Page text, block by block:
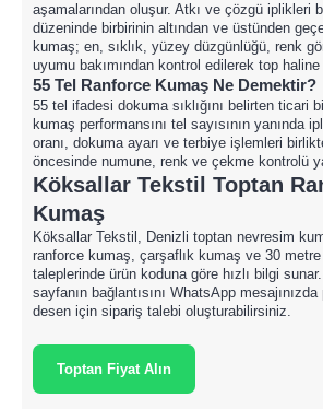
aşamalarından oluşur. Atkı ve çözgü iplikleri
düzeninde birbirinin altından ve üstünden
kumaş; en, sıklık, yüzey düzgünlüğü, renk
uyumu bakımından kontrol edilerek top haline
55 Tel Ranforce Kumaş Ne Demektir?
55 tel ifadesi dokuma sıklığını belirten ticari
kumaş performansını tel sayısının yanında
oranı, dokuma ayarı ve terbiye işlemleri
öncesinde numune, renk ve çekme kontrolü
Köksallar Tekstil Toptan
Kumaş
Köksallar Tekstil, Denizli toptan nevresim
ranforce kumaş, çarşaflık kumaş ve 30
taleplerinde ürün koduna göre hızlı bilgi
sayfanın bağlantısını WhatsApp
desen için sipariş talebi oluşturabilirsiniz.
Toptan Fiyat Alın